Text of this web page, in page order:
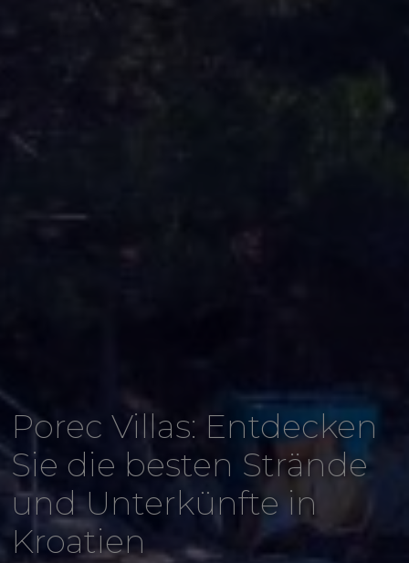
Porec Villas: Entdecken
Sie die besten Strände
und Unterkünfte in
Kroatien